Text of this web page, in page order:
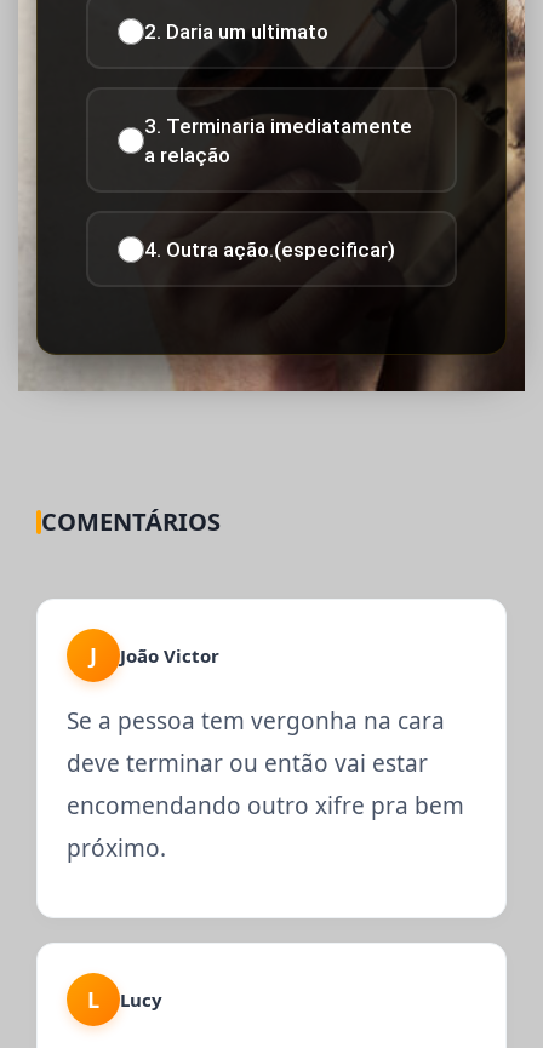
2. Daria um ultimato
3. Terminaria imediatamente
a relação
4. Outra ação.(especificar)
COMENTÁRIOS
J João Victor
Se a pessoa tem vergonha na cara
deve terminar ou então vai estar
encomendando outro xifre pra bem
próximo.
L Lucy